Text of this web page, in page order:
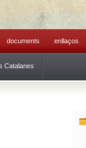
documents enllaços
Catalanes